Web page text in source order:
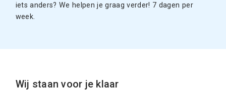
iets anders? We helpen je graag verder! 7 dagen per
week.
Wij staan voor je klaar